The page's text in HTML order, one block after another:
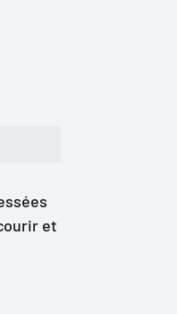
et